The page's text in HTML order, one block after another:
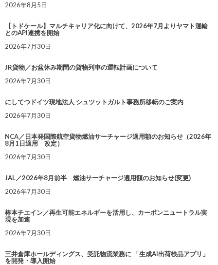
2026年8月5日
【トドケール】マルチキャリア化に向けて、2026年7月よりヤマト運輸
とのAPI連携を開始
2026年7月30日
JR貨物／お盆休み期間の貨物列車の運転計画について
2026年7月30日
にしてつドイツ現地法人 シュツットガルト事務所移転のご案内
2026年7月30日
NCA／日本発国際航空貨物燃油サーチャージ適用額のお知らせ（2026年
8月1日適用 改定）
2026年7月30日
JAL／2026年8月前半 燃油サーチャージ適用額のお知らせ(変更)
2026年7月30日
椿本チエイン／再生可能エネルギーを活用し、カーボンニュートラル実
現を加速
2026年7月30日
三井倉庫ホールディングス、受託物流業務に 「生成AI出荷検品アプリ」
を開発・導入開始